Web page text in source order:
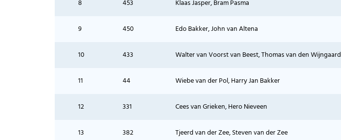
8 453 Klaas Jasper, Bram Pasma
9 450 Edo Bakker, John van Altena
10 433 Walter van Voorst van Beest, Thomas van den Wijngaard
11 44 Wiebe van der Pol, Harry Jan Bakker
12 331 Cees van Grieken, Hero Nieveen
13 382 Tjeerd van der Zee, Steven van der Zee